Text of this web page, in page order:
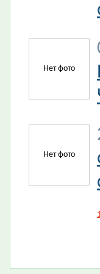
Нет фото
Нет фото